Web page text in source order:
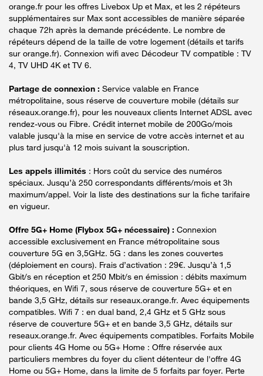
orange.fr pour les offres Livebox Up et Max, et les 2 répéteurs
supplémentaires sur Max sont accessibles de manière séparée
chaque 72h après la demande précédente. Le nombre de
répéteurs dépend de la taille de votre logement (détails et tarifs
sur orange.fr). Connexion wifi avec Décodeur TV compatible : TV
4, TV UHD 4K et TV 6.
Partage de connexion : Service valable en France
métropolitaine, sous réserve de couverture mobile (détails sur
réseaux.orange.fr), pour les nouveaux clients Internet ADSL avec
rendez-vous ou Fibre. Crédit internet mobile de 200Go/mois
valable jusqu'à la mise en service de votre accès internet et au
plus tard jusqu'à 12 mois suivant la souscription.
Les appels illimités : Hors coût du service des numéros
spéciaux. Jusqu’à 250 correspondants différents/mois et 3h
maximum/appel. Voir la liste des destinations sur la fiche tarifaire
en vigueur.
Offre 5G+ Home (Flybox 5G+ nécessaire) : Connexion
accessible exclusivement en France métropolitaine sous
couverture 5G en 3,5GHz. 5G : dans les zones couvertes
(déploiement en cours). Frais d’activation : 29€. Jusqu’à 1,5
Gbit/s en réception et 250 Mbit/s en émission : débits maximum
théoriques, en Wifi 7, sous réserve de couverture 5G+ et en
bande 3,5 GHz, détails sur reseaux.orange.fr. Avec équipements
compatibles. Wifi 7 : en dual band, 2,4 GHz et 5 GHz sous
réserve de couverture 5G+ et en bande 3,5 GHz, détails sur
reseaux.orange.fr. Avec équipements compatibles. Forfaits Mobile
pour clients 4G Home ou 5G+ Home : Offre réservée aux
particuliers membres du foyer du client détenteur de l'offre 4G
Home ou 5G+ Home, dans la limite de 5 forfaits par foyer. Perte